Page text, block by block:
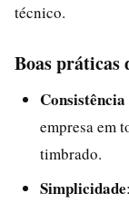
técnico.
Boas práticas
empresa em
timbrado.
Simplicidade